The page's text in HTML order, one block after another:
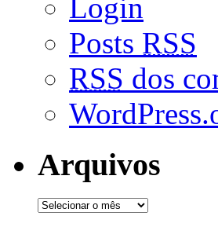
Login
Posts RSS
RSS dos
Arquivos